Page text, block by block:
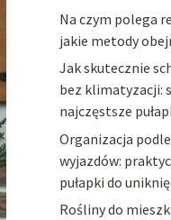
Na czym polega
jakie metody
Jak skutecznie
bez klimatyzacji:
najczęstsze
Organizacja
wyjazdów:
pułapki do
Rośliny do